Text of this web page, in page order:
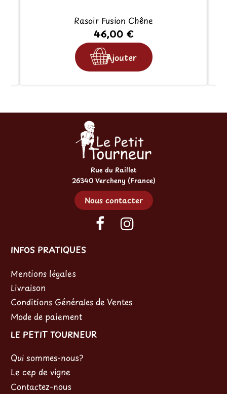
Rasoir Fusion Chêne
46,00 €
Ajouter
Rue du Raillet
26340 Vercheny (France)
Nous contacter
INFOS PRATIQUES
Mentions légales
Livraison
Conditions Générales de Ventes
Mode de paiement
LE PETIT TOURNEUR
Qui sommes-nous?
Le cep de vigne
Contactez-nous